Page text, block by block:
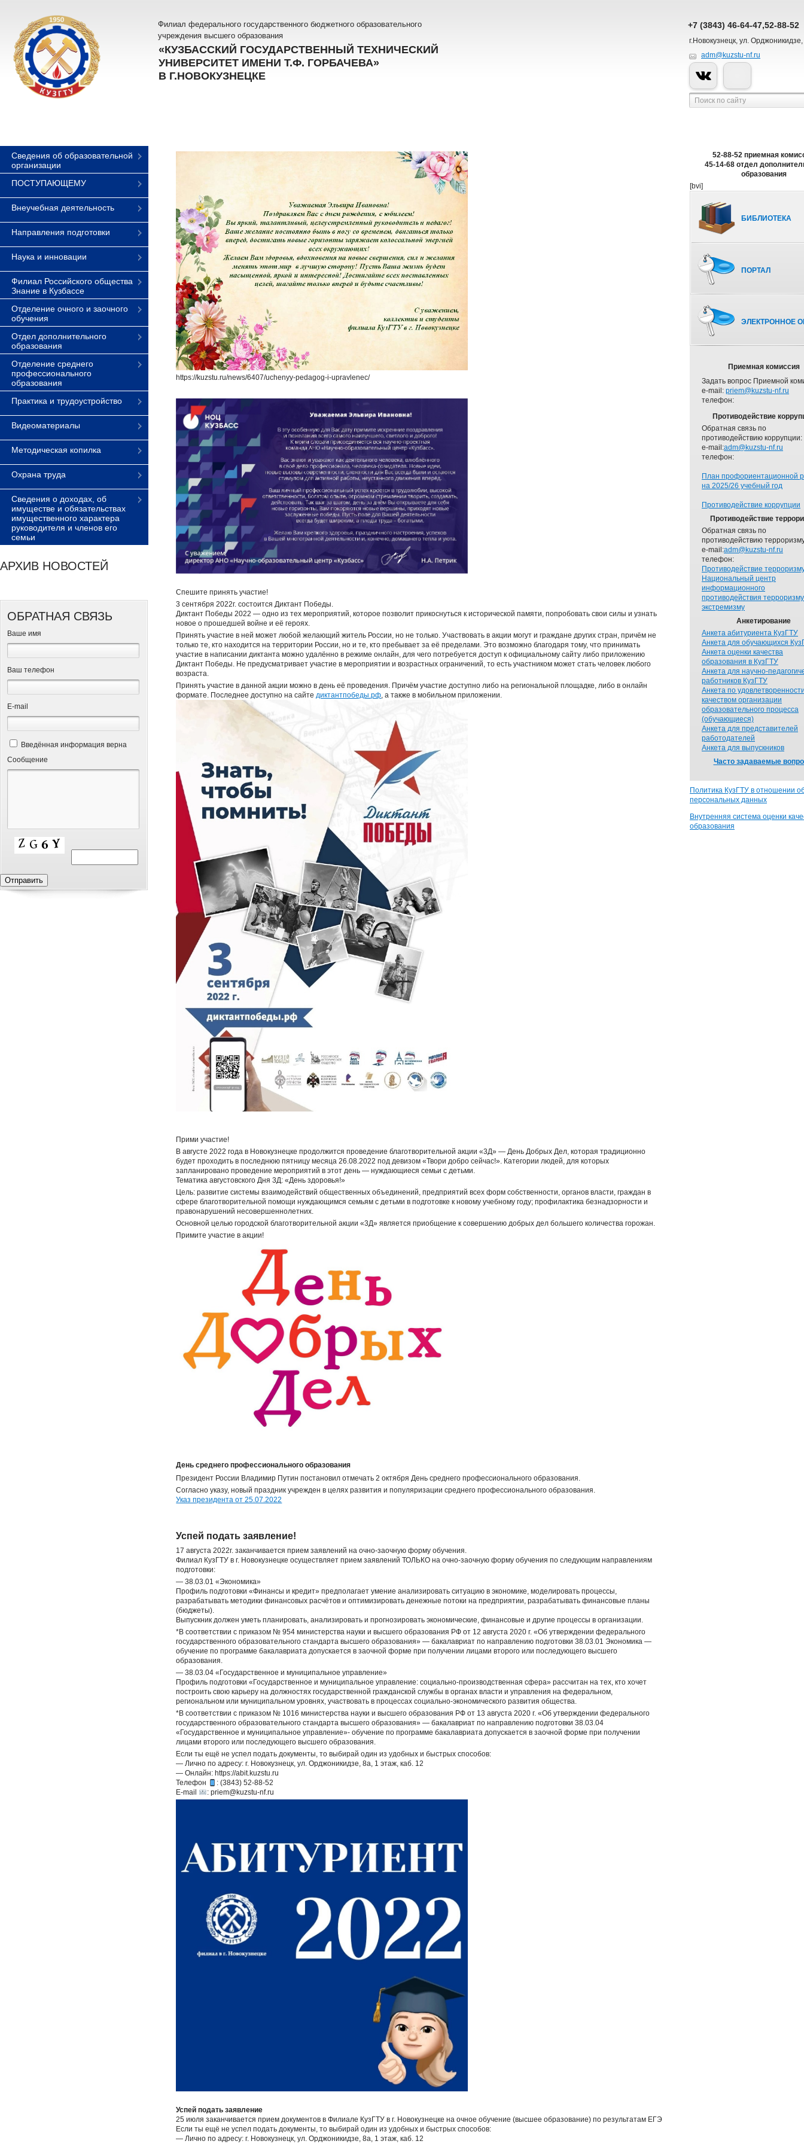
Филиал федерального государственного бюджетного образовательного
учреждения высшего образования
«КУЗБАССКИЙ ГОСУДАРСТВЕННЫЙ ТЕХНИЧЕСКИЙ
УНИВЕРСИТЕТ ИМЕНИ Т.Ф. ГОРБАЧЕВА»
В Г.НОВОКУЗНЕЦКЕ
+7 (3843) 46-64-47,52-88-52
г.Новокузнецк, ул.
adm@kuzstu-nf.ru
Сведения об образовательной
организации
ПОСТУПАЮЩЕМУ
Внеучебная деятельность
Направления подготовки
Наука и инновации
Филиал Российского общества
Знание в Кузбассе
Отделение очного и заочного
обучения
Отдел дополнительного
образования
Отделение среднего
профессионального
образования
Практика и трудоустройство
Видеоматериалы
Методическая копилка
Охрана труда
Сведения о доходах, об
имуществе и обязательствах
имущественного характера
руководителя и членов его
семьи
АРХИВ НОВОСТЕЙ
ОБРАТНАЯ СВЯЗЬ
Ваше имя
Ваш телефон
Е-mail
Введённая информация верна
Сообщение
https://kuzstu.ru/news/6407/uchenyy-pedagog-i-upravlenec/
Спешите принять участие!
3 сентября 2022г. состоится Диктант Победы.
Диктант Победы 2022 — одно из тех мероприятий, которое позволит прикоснуться к исторической памяти, попробовать свои силы и узнать
новое о прошедшей войне и её героях.
Принять участие в ней может любой желающий житель России, но не только. Участвовать в акции могут и граждане других стран, причём не
только те, кто находится на территории России, но и те, кто пребывает за её пределами. Это возможно благодаря тому, что принимать
участие в написании диктанта можно удалённо в режиме онлайн, для чего потребуется доступ к официальному сайту либо приложению
Диктант Победы. Не предусматривает участие в мероприятии и возрастных ограничений, то есть участником может стать человек любого
возраста.
Принять участие в данной акции можно в день её проведения. Причём участие доступно либо на региональной площадке, либо в онлайн
формате. Последнее доступно на сайте диктантпобеды.рф, а также в мобильном приложении.
Прими участие!
В августе 2022 года в Новокузнецке продолжится проведение благотворительной акции «3Д» — День Добрых Дел, которая традиционно
будет проходить в последнюю пятницу месяца 26.08.2022 под девизом «Твори добро сейчас!». Категории людей, для которых
запланировано проведение мероприятий в этот день — нуждающиеся семьи с детьми.
Тематика августовского Дня 3Д: «День здоровья!»
Цель: развитие системы взаимодействий общественных объединений, предприятий всех форм собственности, органов власти, граждан в
сфере благотворительной помощи нуждающимся семьям с детьми в подготовке к новому учебному году; профилактика безнадзорности и
правонарушений несовершеннолетних.
Основной целью городской благотворительной акции «3Д» является приобщение к совершению добрых дел большего количества горожан.
Примите участие в акции!
День среднего профессионального образования
Президент России Владимир Путин постановил отмечать 2 октября День среднего профессионального образования.
Согласно указу, новый праздник учрежден в целях развития и популяризации среднего профессионального образования.
Указ президента от 25.07.2022
Успей подать заявление!
17 августа 2022г. заканчивается прием заявлений на очно-заочную форму обучения.
Филиал КузГТУ в г. Новокузнецке осуществляет прием заявлений ТОЛЬКО на очно-заочную форму обучения по следующим направлениям
подготовки:
— 38.03.01 «Экономика»
Профиль подготовки «Финансы и кредит» предполагает умение анализировать ситуацию в экономике, моделировать процессы,
разрабатывать методики финансовых расчётов и оптимизировать денежные потоки на предприятии, разрабатывать финансовые планы
(бюджеты).
Выпускник должен уметь планировать, анализировать и прогнозировать экономические, финансовые и другие процессы в организации.
*В соответствии с приказом № 954 министерства науки и высшего образования РФ от 12 августа 2020 г. «Об утверждении федерального
государственного образовательного стандарта высшего образования» — бакалавриат по направлению подготовки 38.03.01 Экономика —
обучение по программе бакалавриата допускается в заочной форме при получении лицами второго или последующего высшего
образования.
— 38.03.04 «Государственное и муниципальное управление»
Профиль подготовки «Государственное и муниципальное управление: социально-производственная сфера» рассчитан на тех, кто хочет
построить свою карьеру на должностях государственной гражданской службы в органах власти и управления на федеральном,
региональном или муниципальном уровнях, участвовать в процессах социально-экономического развития общества.
*В соответствии с приказом № 1016 министерства науки и высшего образования РФ от 13 августа 2020 г. «Об утверждении федерального
государственного образовательного стандарта высшего образования» — бакалавриат по направлению подготовки 38.03.04
«Государственное и муниципальное управление»- обучение по программе бакалавриата допускается в заочной форме при получении
лицами второго или последующего высшего образования.
Если ты ещё не успел подать документы, то выбирай один из удобных и быстрых способов:
— Лично по адресу: г. Новокузнецк, ул. Орджоникидзе, 8а, 1 этаж, каб. 12
— Онлайн: https://abit.kuzstu.ru
Телефон
: (3843) 52-88-52
E-mail
: priem@kuzstu-nf.ru
Успей подать заявление
25 июля заканчивается прием документов в Филиале КузГТУ в г. Новокузнецке на очное обучение (высшее образование) по результатам ЕГЭ
Если ты ещё не успел подать документы, то выбирай один из удобных и быстрых способов:
— Лично по адресу: г. Новокузнецк, ул. Орджоникидзе, 8а, 1 этаж, каб. 12
52-88-52 приемная
45-14-68 отдел
образования
[bvi]
БИБЛИОТЕКА
ПОРТАЛ
ЭЛЕКТРОННОЕ
Приемная комиссия
Задать вопрос Приемной
e-mail: priem@kuzstu-nf.ru
телефон:
Противодействие
Обратная связь по
противодействию коррупции:
e-mail:adm@kuzstu-nf.ru
телефон:
План профориентационной
на 2025/26 учебный год
Противодействие коррупции
Противодействие
Обратная связь по
противодействию
e-mail:adm@kuzstu-nf.ru
телефон:
Противодействие
Национальный центр
информационного
противодействия
экстремизму
Анкетирование
Анкета абитуриента КузГТУ
Анкета для обучающихся
Анкета оценки качества
образования в КузГТУ
Анкета для научно-
работников КузГТУ
Анкета по
качеством организации
образовательного процесса
(обучающиеся)
Анкета для представителей
работодателей
Анкета для выпускников
Часто задаваемые
Политика КузГТУ в отношении
персональных данных
Внутренняя система оценки
образования